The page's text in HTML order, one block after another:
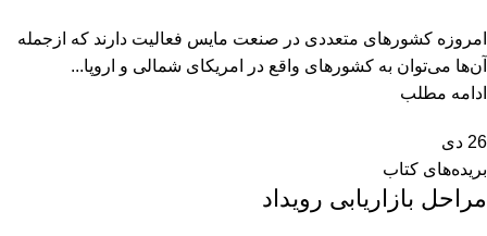
امروزه کشورهای متعددی در صنعت مایس فعالیت دارند که ازجمله
آن‌ها می‌توان به کشورهای واقع در امریکای شمالی و اروپا...
ادامه مطلب
26 دی
بریده‌های کتاب
مراحل بازاریابی رویداد